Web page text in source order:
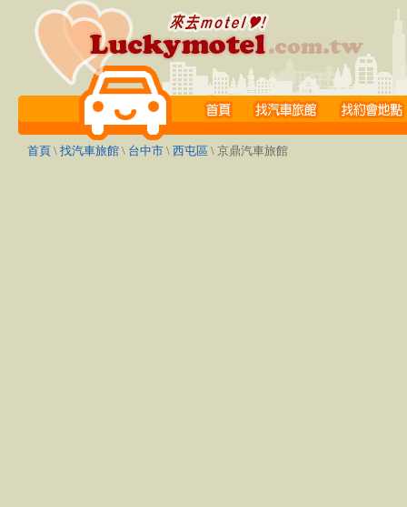
首頁 \ 找汽車旅館 \ 台中市 \ 西屯區 \ 京鼎汽車旅館